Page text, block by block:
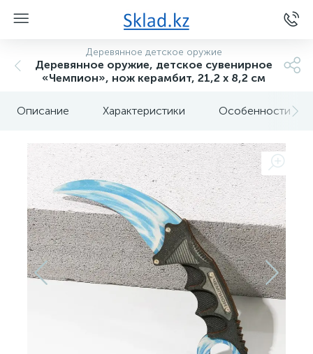
Деревянное детское оружие
Деревянное оружие, детское сувенирное
«Чемпион», нож керамбит, 21,2 х 8,2 см
Описание Характеристики Особенности